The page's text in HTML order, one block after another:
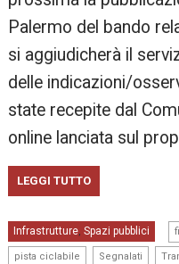
Palermo del bando
si aggiudicherà il
delle indicazioni/
state recepite dal
online lanciata sul
LEGGI TUTTO
Infrastrutture,Spazi pubblici
pista ciclabile Segnalati